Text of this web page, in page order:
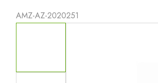
AMZ-AZ-2020251